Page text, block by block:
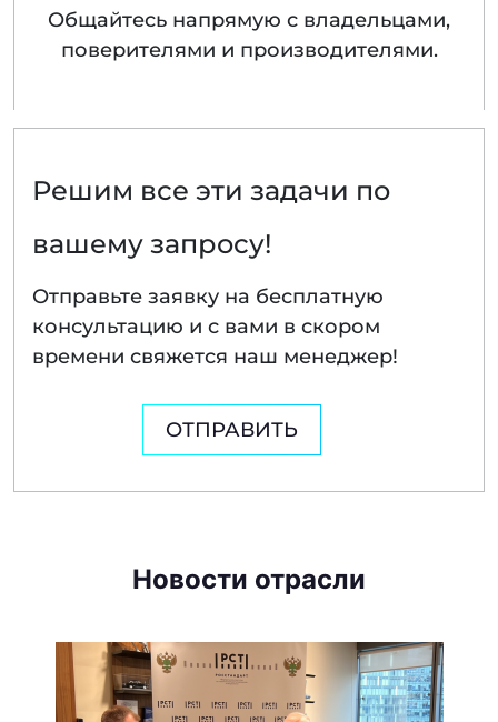
Общайтесь напрямую с владельцами,
поверителями и производителями.
Решим все эти задачи по
вашему запросу!
Отправьте заявку на бесплатную
консультацию и с вами в скором
времени свяжется наш менеджер!
ОТПРАВИТЬ
Новости отрасли